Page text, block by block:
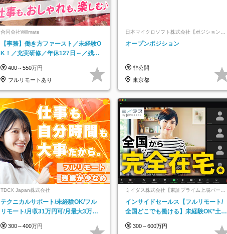
合同会社Willmate
【事務】働き方ファースト／未経験O
K！／充実研修／年休127日～／残業
400～550万円
フルリモートあり
日本マイクロソフト株式会社【ポジションマ
ッチ登録】
オープンポジション
非公開
東京都
TDCX Japan株式会社
テクニカルサポート/未経験OK/フル
リモート/月収31万円可/月最大3万の
300～400万円
ミイダス株式会社【東証プライム上場パーソ
インサイドセールス【フルリモート/
全国どこでも働ける】未経験OK*土日
300～600万円